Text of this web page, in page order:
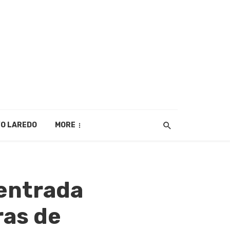
LAREDO MORE
de